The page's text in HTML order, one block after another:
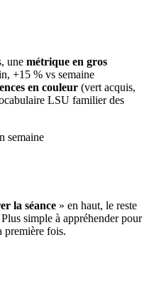
une métrique en gros
+15 % vs semaine
en couleur (vert acquis,
LSU familier des
semaine
la séance » en haut, le reste
simple à appréhender pour
première fois.